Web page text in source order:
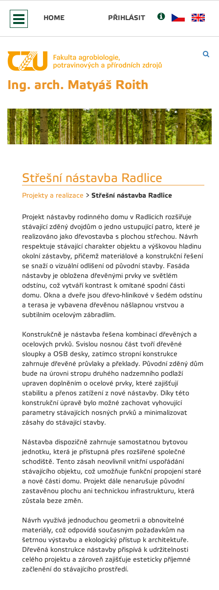
HOME PŘIHLÁSIT
Ing. arch. Matyáš Roith
Střešní nástavba Radlice
Projekty a realizace > Střešní nástavba Radlice
Projekt nástavby rodinného domu v Radlicích rozšiřuje
stávající zděný dvojdům o jedno ustupující patro, které je
realizováno jako dřevostavba s plochou střechou. Návrh
respektuje stávající charakter objektu a výškovou hladinu
okolní zástavby, přičemž materiálové a konstrukční řešení
se snaží o vizuální odlišení od původní stavby. Fasáda
nástavby je obložena dřevěnými prvky ve světlém
odstínu, což vytváří kontrast k omítané spodní části
domu. Okna a dveře jsou dřevo-hliníkové v šedém odstínu
a terasa je vybavena dřevěnou nášlapnou vrstvou a
subtilním ocelovým zábradlím.
Konstrukčně je nástavba řešena kombinací dřevěných a
ocelových prvků. Svislou nosnou část tvoří dřevěné
sloupky a OSB desky, zatímco stropní konstrukce
zahrnuje dřevěné průvlaky a překlady. Původní zděný dům
bude na úrovni stropu druhého nadzemního podlaží
upraven doplněním o ocelové prvky, které zajišťují
stabilitu a přenos zatížení z nové nástavby. Díky této
konstrukční úpravě bylo možné zachovat vyhovující
parametry stávajících nosných prvků a minimalizovat
zásahy do stávající stavby.
Nástavba dispozičně zahrnuje samostatnou bytovou
jednotku, která je přístupná přes rozšířené společné
schodiště. Tento zásah neovlivnil vnitřní uspořádání
stávajícího objektu, což umožňuje funkční propojení staré
a nové části domu. Projekt dále nenarušuje původní
zastavěnou plochu ani technickou infrastrukturu, která
zůstala beze změn.
Návrh využívá jednoduchou geometrii a obnovitelné
materiály, což odpovídá současným požadavkům na
šetrnou výstavbu a ekologický přístup k architektuře.
Dřevěná konstrukce nástavby přispívá k udržitelnosti
celého projektu a zároveň zajišťuje esteticky příjemné
začlenění do stávajícího prostředí.